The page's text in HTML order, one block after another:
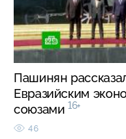
Пашинян
Евразийским
союзами 16+
46